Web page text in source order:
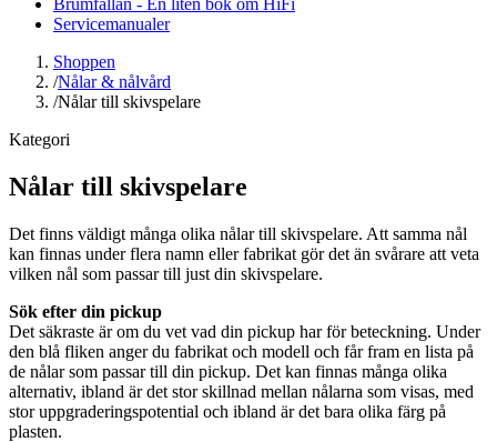
Servicemanualer
Shoppen
/Nålar & nålvård
/Nålar till skivspelare
Kategori
Nålar till skivspelare
Det finns väldigt många olika nålar till skivspelare. Att samma nål
kan finnas under flera namn eller fabrikat gör det än svårare att veta
vilken nål som passar till just din skivspelare.
Sök efter din pickup
Det säkraste är om du vet vad din pickup har för beteckning. Under
den blå fliken anger du fabrikat och modell och får fram en lista på
de nålar som passar till din pickup. Det kan finnas många olika
alternativ, ibland är det stor skillnad mellan nålarna som visas, med
stor uppgraderingspotential och ibland är det bara olika färg på
plasten.